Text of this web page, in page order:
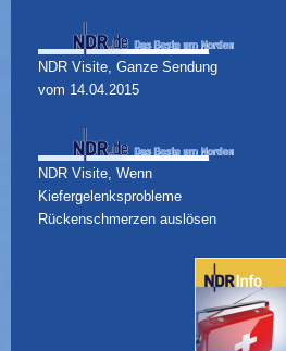
NDR Visite, Ganze Sendung
vom 14.04.2015
NDR Visite, Wenn
Kiefergelenksprobleme
Rückenschmerzen auslösen